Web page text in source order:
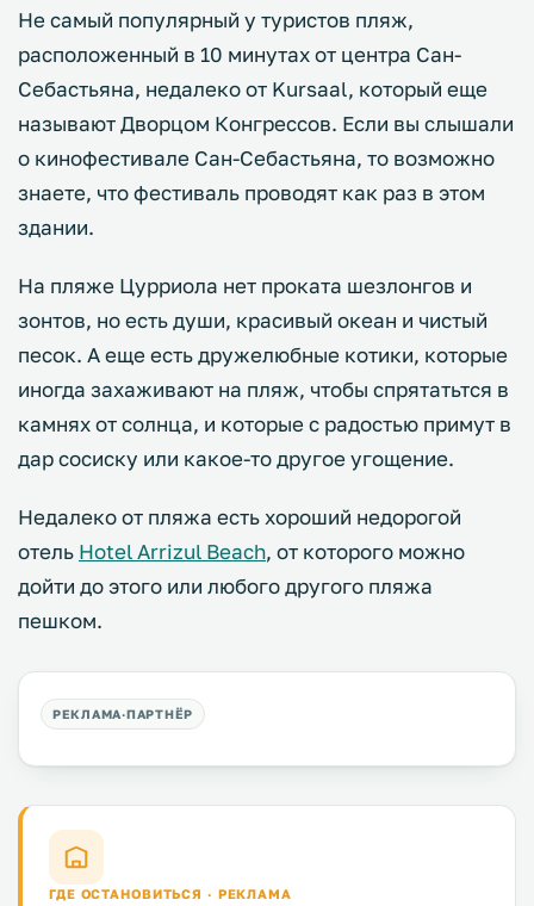
Не самый популярный у туристов пляж,
расположенный в 10 минутах от центра Сан-
Себастьяна, недалеко от Kursaal, который еще
называют Дворцом Конгрессов. Если вы слышали
о кинофестивале Сан-Себастьяна, то возможно
знаете, что фестиваль проводят как раз в этом
здании.
На пляже Цурриола нет проката шезлонгов и
зонтов, но есть души, красивый океан и чистый
песок. А еще есть дружелюбные котики, которые
иногда захаживают на пляж, чтобы спрятатьтся в
камнях от солнца, и которые с радостью примут в
дар сосиску или какое-то другое угощение.
Недалеко от пляжа есть хороший недорогой
отель Hotel Arrizul Beach, от которого можно
дойти до этого или любого другого пляжа
пешком.
ГДЕ ОСТАНОВИТЬСЯ · РЕКЛАМА